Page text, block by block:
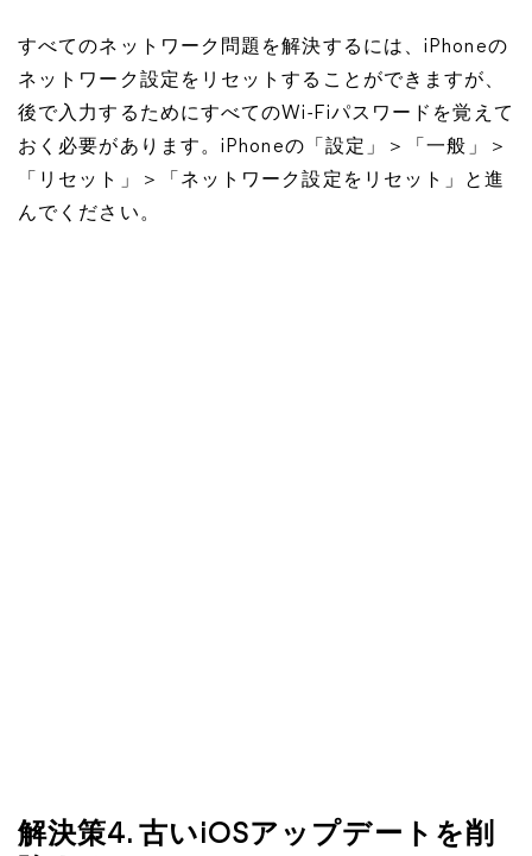
すべてのネットワーク問題を解決するには、iPhoneの
ネットワーク設定をリセットすることができますが、
後で入力するためにすべてのWi-Fiパスワードを覚えて
おく必要があります。iPhoneの「設定」＞「一般」＞
「リセット」＞「ネットワーク設定をリセット」と進
んでください。
解決策4. 古いiOSアップデートを削